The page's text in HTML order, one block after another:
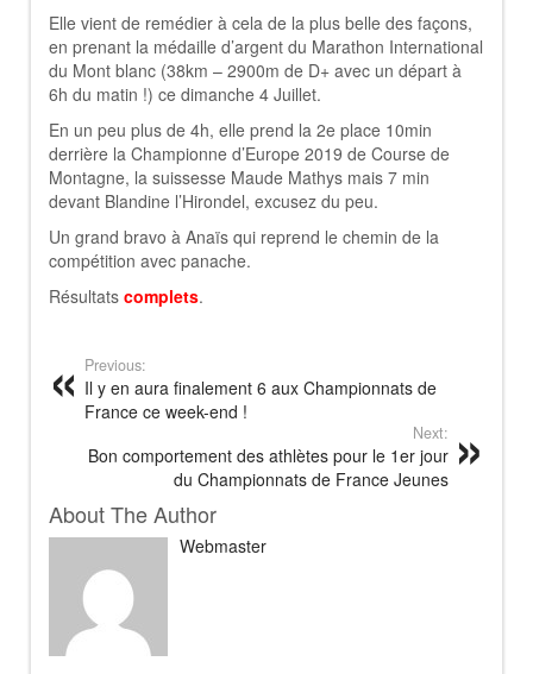
Elle vient de remédier à cela de la plus belle des façons,
en prenant la médaille d’argent du Marathon International
du Mont blanc (38km – 2900m de D+ avec un départ à
6h du matin !) ce dimanche 4 Juillet.
En un peu plus de 4h, elle prend la 2e place 10min
derrière la Championne d’Europe 2019 de Course de
Montagne, la suissesse Maude Mathys mais 7 min
devant Blandine l’Hirondel, excusez du peu.
Un grand bravo à Anaïs qui reprend le chemin de la
compétition avec panache.
Résultats complets.
Previous:
Il y en aura finalement 6 aux Championnats de
France ce week-end !
Next:
Bon comportement des athlètes pour le 1er jour
du Championnats de France Jeunes
About The Author
Webmaster